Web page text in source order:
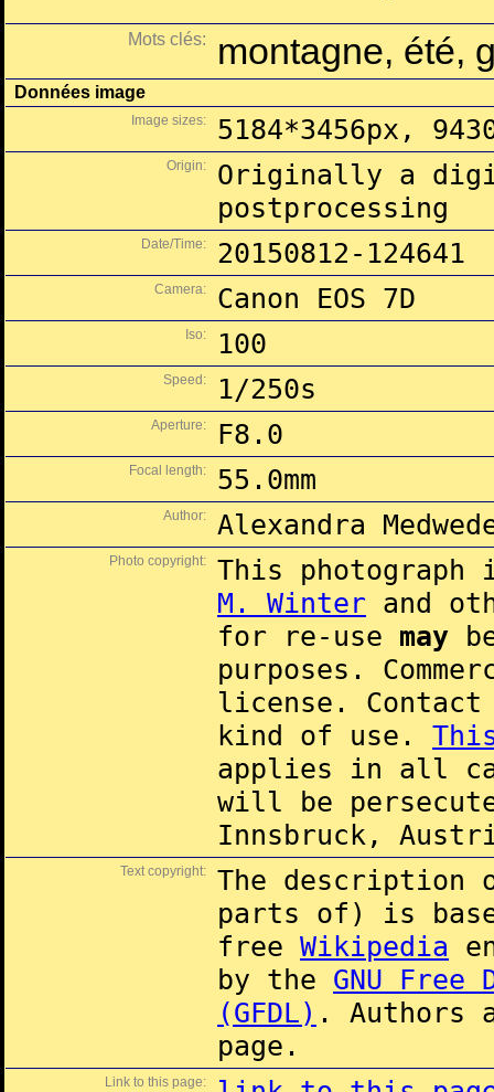
Mots clés: montagne, été,
Données image
Image sizes: 5184*3456px,
Origin:
Originally a
postprocessing
Date/Time: 20150812-124641
Camera: Canon EOS 7D
Iso: 100
Speed: 1/250s
Aperture: F8.0
Focal length: 55.0mm
Author: Alexandra
Photo copyright:
This
M. Winter and
for re-use may
purposes.
license.
kind of use.
applies in all
will be
Innsbruck,
Text copyright:
The description
parts of) is
free Wikipedia
by the GNU Free
(GFDL) . Authors
page.
Link to this page: